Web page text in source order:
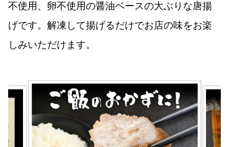
不使用、卵不使用の醤油ベースの大ぶりな唐揚
げです。解凍して揚げるだけでお店の味をお楽
しみいただけます。